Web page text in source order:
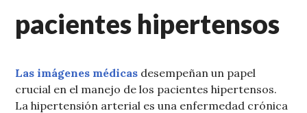
pacientes hipertensos
Las imágenes médicas desempeñan un papel
crucial en el manejo de los pacientes hipertensos.
La hipertensión arterial es una enfermedad crónica